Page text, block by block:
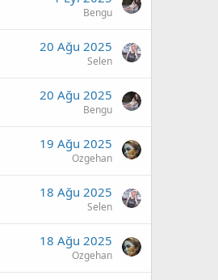
Bengu
20 Ağu 2025
Selen
20 Ağu 2025
Bengu
19 Ağu 2025
Ozgehan
18 Ağu 2025
Selen
18 Ağu 2025
Ozgehan